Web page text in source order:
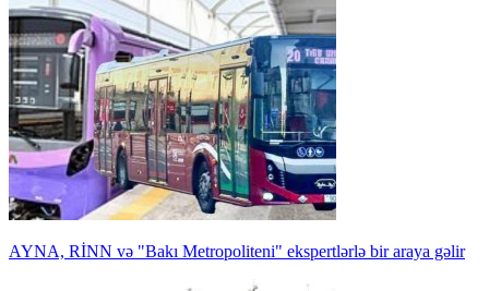
AYNA, RİNN və "Bakı Metropoliteni" ekspertlərlə bir araya gəlir